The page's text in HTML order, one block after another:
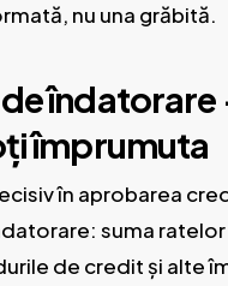
nu una grăbită.
îndatorare
împrumuta
în aprobarea
suma
de credit și alte